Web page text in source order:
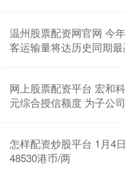
温州股票配资网官网 今
客运输量将达历史同期
网上股票配资平台 宏和
元综合授信额度 为子公
怎样配资炒股平台 1月4
48530港币/两